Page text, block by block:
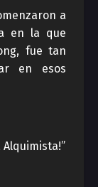
a
en la que
fue tan
en esos
Alquimista!”